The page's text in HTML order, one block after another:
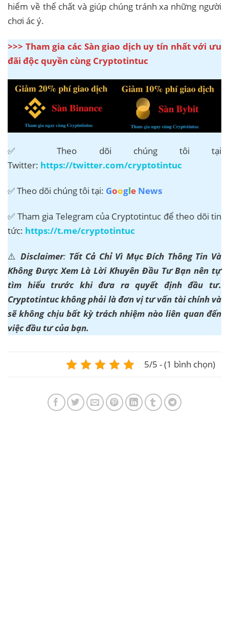
hiểm về thể chất và giúp chúng tránh xa những người
chơi ác ý.
>>> Tham gia các Sàn giao dịch uy tín nhất với ưu
đãi độc quyền cùng Cryptotintuc
✅ Theo dõi chúng tôi tại
Twitter: https://twitter.com/cryptotintuc
✅ Theo dõi chúng tôi tại: Google News
✅ Tham gia Telegram của Cryptotintuc để theo dõi tin
tức: https://t.me/cryptotintuc
⚠️Disclaimer: Tất Cả Chỉ Vì Mục Đích Thông Tin Và
Không Được Xem Là Lời Khuyên Đầu Tư Bạn nên tự
tìm hiểu trước khi đưa ra quyết định đầu tư.
Cryptotintuc không phải là đơn vị tư vấn tài chính và
sẽ không chịu bất kỳ trách nhiệm nào liên quan đến
việc đầu tư của bạn.
5/5 - (1 bình chọn)